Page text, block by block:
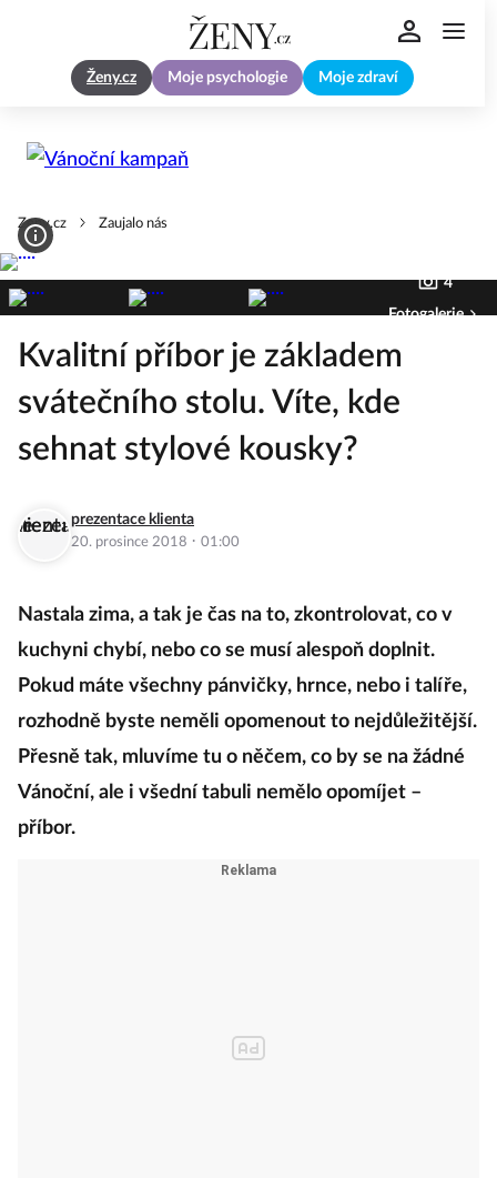
Ženy.cz Moje psychologie Moje zdraví
Zeny.cz Zaujalo nás
4
Fotogalerie
Kvalitní příbor je základem
svátečního stolu. Víte, kde
sehnat stylové kousky?
prezentace klienta
20. prosince 2018 · 01:00
Nastala zima, a tak je čas na to, zkontrolovat, co v
kuchyni chybí, nebo co se musí alespoň doplnit.
Pokud máte všechny pánvičky, hrnce, nebo i talíře,
rozhodně byste neměli opomenout to nejdůležitější.
Přesně tak, mluvíme tu o něčem, co by se na žádné
Vánoční, ale i všední tabuli nemělo opomíjet –
příbor.